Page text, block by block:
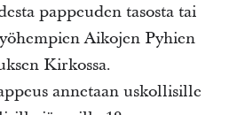
pappeuden tasosta tai
Aikojen Pyhien
Kirkossa.
annetaan uskollisille